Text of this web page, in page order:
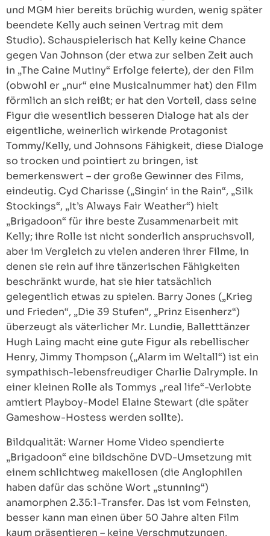
und MGM hier bereits brüchig wurden, wenig später
beendete Kelly auch seinen Vertrag mit dem
Studio). Schauspielerisch hat Kelly keine Chance
gegen Van Johnson (der etwa zur selben Zeit auch
in „The Caine Mutiny“ Erfolge feierte), der den Film
(obwohl er „nur“ eine Musicalnummer hat) den Film
förmlich an sich reißt; er hat den Vorteil, dass seine
Figur die wesentlich besseren Dialoge hat als der
eigentliche, weinerlich wirkende Protagonist
Tommy/Kelly, und Johnsons Fähigkeit, diese Dialoge
so trocken und pointiert zu bringen, ist
bemerkenswert – der große Gewinner des Films,
eindeutig. Cyd Charisse („Singin‘ in the Rain“, „Silk
Stockings“, „It’s Always Fair Weather“) hielt
„Brigadoon“ für ihre beste Zusammenarbeit mit
Kelly; ihre Rolle ist nicht sonderlich anspruchsvoll,
aber im Vergleich zu vielen anderen ihrer Filme, in
denen sie rein auf ihre tänzerischen Fähigkeiten
beschränkt wurde, hat sie hier tatsächlich
gelegentlich etwas zu spielen. Barry Jones („Krieg
und Frieden“, „Die 39 Stufen“, „Prinz Eisenherz“)
überzeugt als väterlicher Mr. Lundie, Balletttänzer
Hugh Laing macht eine gute Figur als rebellischer
Henry, Jimmy Thompson („Alarm im Weltall“) ist ein
sympathisch-lebensfreudiger Charlie Dalrymple. In
einer kleinen Rolle als Tommys „real life“-Verlobte
amtiert Playboy-Model Elaine Stewart (die später
Gameshow-Hostess werden sollte).
Bildqualität: Warner Home Video spendierte
„Brigadoon“ eine bildschöne DVD-Umsetzung mit
einem schlichtweg makellosen (die Anglophilen
haben dafür das schöne Wort „stunning“)
anamorphen 2.35:1-Transfer. Das ist vom Feinsten,
besser kann man einen über 50 Jahre alten Film
kaum präsentieren – keine Verschmutzungen,